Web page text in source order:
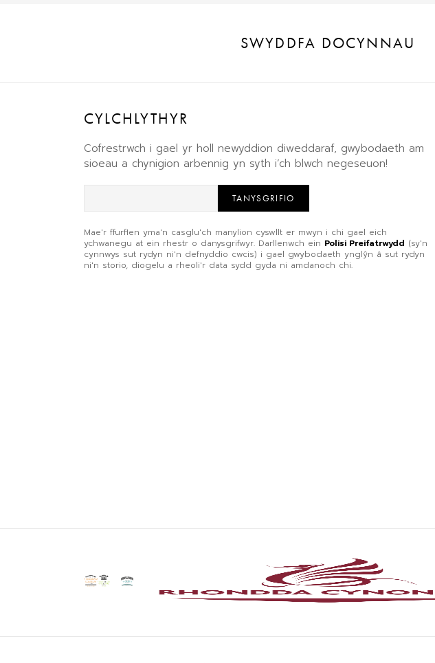
SWYDDFA DOCYNNAU
CYLCHLYTHYR
Cofrestrwch i gael yr holl newyddion diweddaraf, gwybodaeth am
sioeau a chynigion arbennig yn syth i’ch blwch negeseuon!
TANYSGRIFIO
Mae'r ffurflen yma'n casglu'ch manylion cyswllt er mwyn i chi gael eich
ychwanegu at ein rhestr o danysgrifwyr. Darllenwch ein Polisi Preifatrwydd (sy'n
cynnwys sut rydyn ni'n defnyddio cwcis) i gael gwybodaeth ynglŷn â sut rydyn
ni'n storio, diogelu a rheoli'r data sydd gyda ni amdanoch chi.